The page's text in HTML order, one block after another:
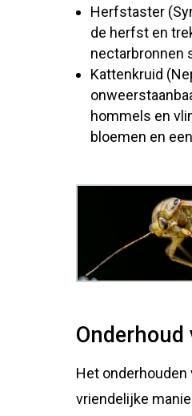
Herfstaster
de herfst en
nectarbronnen
Kattenkruid
hommels en
bloemen en
Onderhoud
Het
vriendelijke